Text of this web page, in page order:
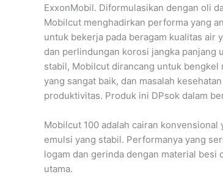
ExxonMobil. Diformulasikan dengan oli
Mobilcut menghadirkan performa yang
untuk bekerja pada beragam kualitas air
dan perlindungan korosi jangka panjang
stabil, Mobilcut dirancang untuk bengkel
yang sangat baik, dan masalah
produktivitas. Produk ini DPsok dalam
Mobilcut 100 adalah cairan
emulsi yang stabil. Performanya yang
logam dan gerinda dengan material
utama.